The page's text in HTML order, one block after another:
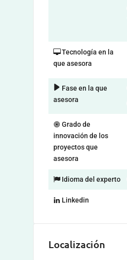
Tecnología en la
que asesora
Fase en la que
asesora
Grado de
innovación de los
proyectos que
asesora
Idioma del experto
Linkedin
Localización